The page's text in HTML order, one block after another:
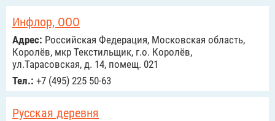
Инфлор, ООО
Адрес: Российcкая Федерация, Московская область,
Королёв, мкр Текстильщик, г.о. Королёв,
ул.Тарасовская, д. 14, помещ. 021
Тел.: +7 (495) 225 50-63
Русская деревня